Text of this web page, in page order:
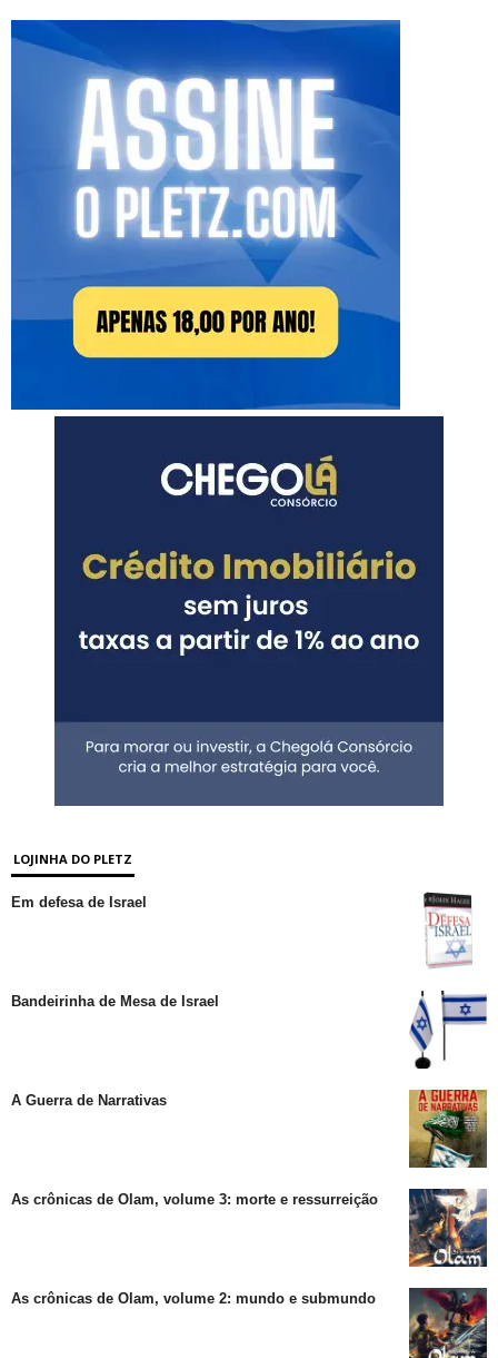
LOJINHA DO PLETZ
Em defesa de Israel
Bandeirinha de Mesa de Israel
A Guerra de Narrativas
As crônicas de Olam, volume 3: morte e ressurreição
As crônicas de Olam, volume 2: mundo e submundo